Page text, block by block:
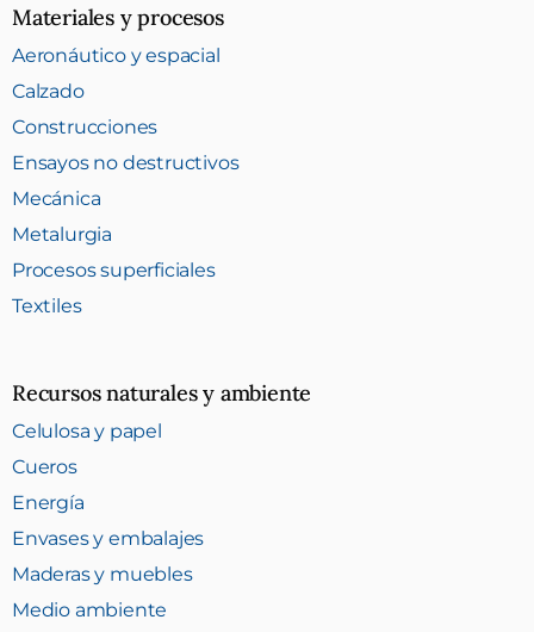
Materiales y procesos
Aeronáutico y espacial
Calzado
Construcciones
Ensayos no destructivos
Mecánica
Metalurgia
Procesos superficiales
Textiles
Recursos naturales y ambiente
Celulosa y papel
Cueros
Energía
Envases y embalajes
Maderas y muebles
Medio ambiente